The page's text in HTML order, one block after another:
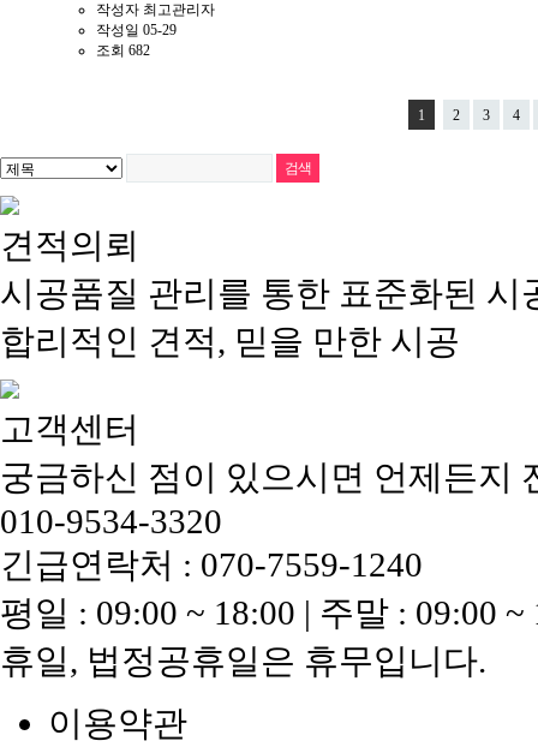
작성자 최고관리자
작성일 05-29
조회 682
1 2 3 4
견적의뢰
시공품질 관리를 통한 표준화된 시
합리적인 견적, 믿을 만한 시공
고객센터
궁금하신 점이 있으시면 언제든지
010-9534-3320
긴급연락처 : 070-7559-1240
평일 : 09:00 ~ 18:00 | 주말 : 09:00 ~
휴일, 법정공휴일은 휴무입니다.
이용약관